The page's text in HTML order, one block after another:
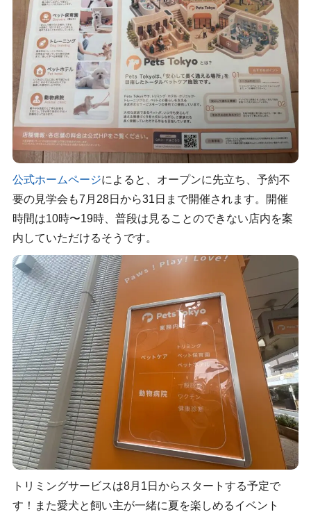
公式ホームページによると、オープンに先立ち、予約不
要の見学会も7月28日から31日まで開催されます。開催
時間は10時〜19時、普段は見ることのできない店内を案
内していただけるそうです。
トリミングサービスは8月1日からスタートする予定で
す！また愛犬と飼い主が一緒に夏を楽しめるイベント